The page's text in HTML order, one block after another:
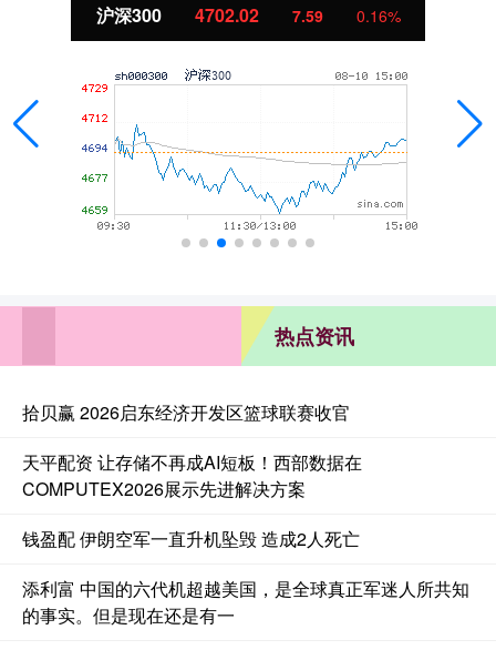
沪深300 4702.02 7.59 0.16%
热点资讯
拾贝赢 2026启东经济开发区篮球联赛收官
天平配资 让存储不再成AI短板！西部数据在
COMPUTEX2026展示先进解决方案
钱盈配 伊朗空军一直升机坠毁 造成2人死亡
添利富 中国的六代机超越美国，是全球真正军迷人所共知
的事实。但是现在还是有一